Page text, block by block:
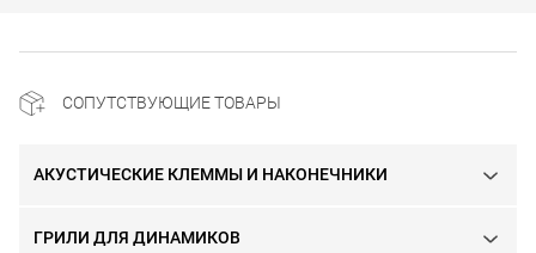
СОПУТСТВУЮЩИЕ ТОВАРЫ
АКУСТИЧЕСКИЕ КЛЕММЫ И НАКОНЕЧНИКИ
ГРИЛИ ДЛЯ ДИНАМИКОВ